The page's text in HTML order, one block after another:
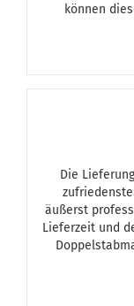
können
Die
äußerst
Lieferzeit und